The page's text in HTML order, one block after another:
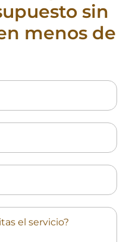
sin
menos de